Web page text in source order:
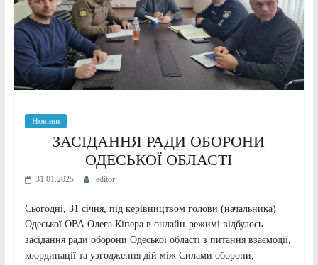
Новини
ЗАСІДАННЯ РАДИ ОБОРОНИ
ОДЕСЬКОЇ ОБЛАСТІ
31.01.2025 editor
Сьогодні, 31 січня, під керівництвом голови (начальника)
Одеської ОВА Олега Кіпера в онлайн-режимі відбулось
засідання ради оборони Одеської області з питання взаємодії,
координації та узгодження дій між Силами оборони,